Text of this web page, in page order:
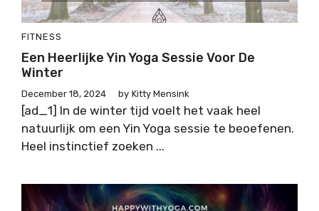
FITNESS
Een Heerlijke Yin Yoga Sessie Voor De
Winter
December 18, 2024 by Kitty Mensink
[ad_1] In de winter tijd voelt het vaak heel
natuurlijk om een Yin Yoga sessie te beoefenen.
Heel instinctief zoeken ...